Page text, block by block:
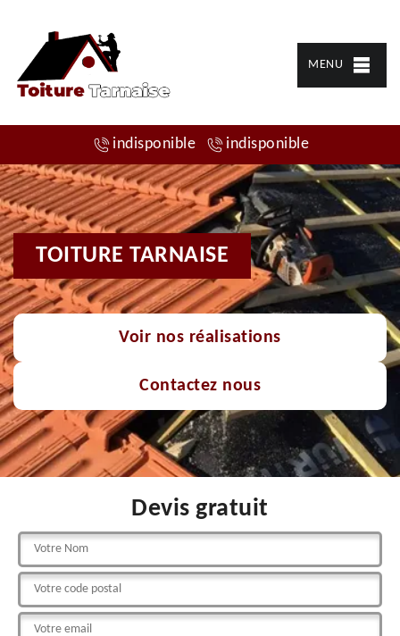
MENU
indisponible indisponible
TOITURE TARNAISE
Voir nos réalisations
Contactez nous
Devis gratuit